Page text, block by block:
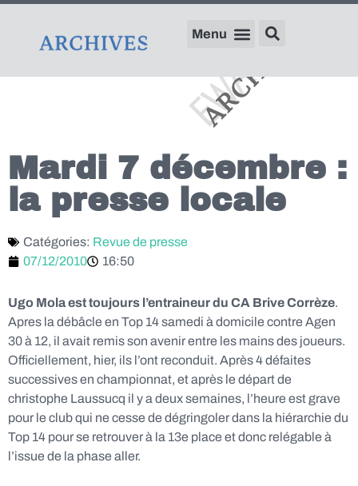
Mardi 7 décembre :
la presse locale
Catégories: Revue de presse
07/12/2010
16:50
Ugo Mola est toujours l’entraineur du CA Brive Corrèze.
Apres la débâcle en Top 14 samedi à domicile contre Agen
30 à 12, il avait remis son avenir entre les mains des joueurs.
Officiellement, hier, ils l’ont reconduit. Après 4 défaites
successives en championnat, et après le départ de
christophe Laussucq il y a deux semaines, l’heure est grave
pour le club qui ne cesse de dégringoler dans la hiérarchie du
Top 14 pour se retrouver à la 13e place et donc relégable à
l’issue de la phase aller.